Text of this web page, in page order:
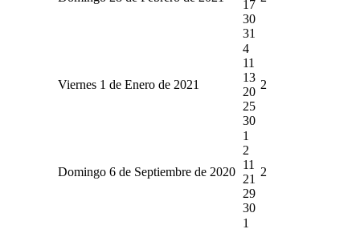
17
30
31
Viernes 1 de Enero de 2021
4
11
13
20
25
30
2
Domingo 6 de Septiembre de 2020
1
2
11
21
29
30
2
1